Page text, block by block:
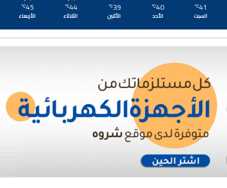
41
℃
السبت
40
℃
الأحد
39
℃
الأثنين
44
℃
الثلاثاء
45
℃
الأربعاء